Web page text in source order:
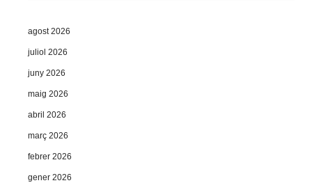
agost 2026
juliol 2026
juny 2026
maig 2026
abril 2026
març 2026
febrer 2026
gener 2026